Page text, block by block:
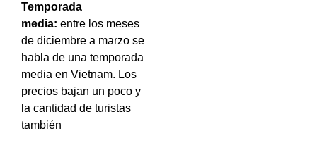
Temporada
media: entre los meses
de diciembre a marzo se
habla de una temporada
media en Vietnam. Los
precios bajan un poco y
la cantidad de turistas
también